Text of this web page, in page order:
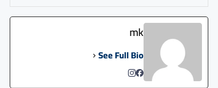
mk
See Full Bio